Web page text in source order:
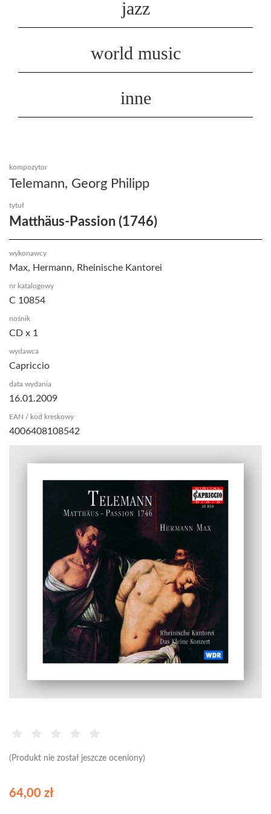
jazz
world music
inne
(Produkt nie został jeszcze oceniony)
kompozytor
Telemann, Georg Philipp
tytuł
Matthäus-Passion (1746)
wykonawcy
Max, Hermann, Rheinische Kantorei
nr katalogowy
C 10854
nośnik
CD x 1
wydawca
Capriccio
data wydania
16.01.2009
EAN / kod kreskowy
4006408108542
64,00 zł